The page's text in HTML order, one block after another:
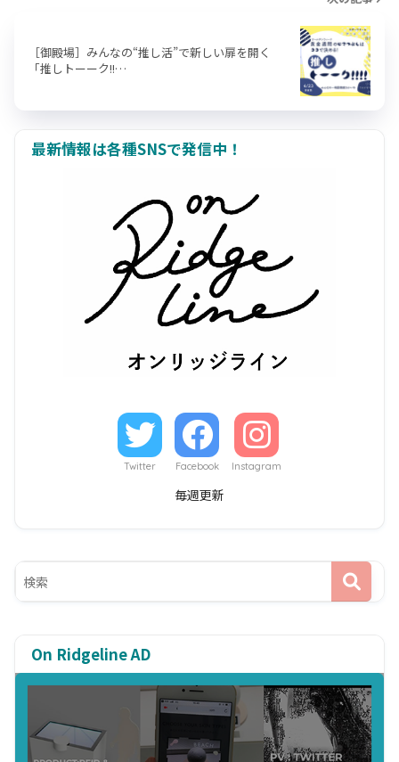
［御殿場］みんなの“推し活”で新しい扉を開く
「推しトーーク!!…
最新情報は各種SNSで発信中！
Twitter Facebook Instagram
毎週更新
On Ridgeline AD